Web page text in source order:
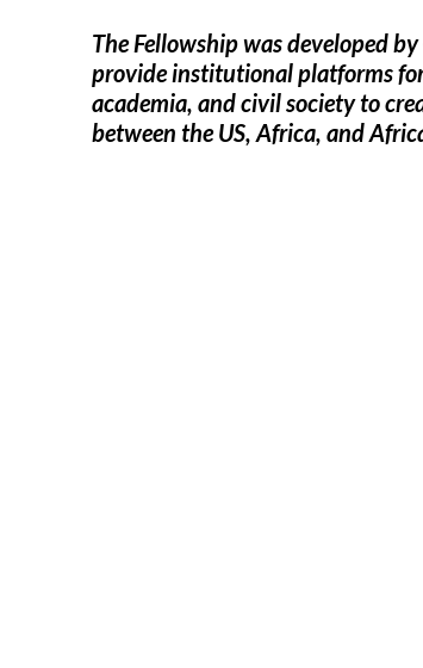
The Fellowship was developed
provide institutional platforms
academia, and civil society to
between the US, Africa, and